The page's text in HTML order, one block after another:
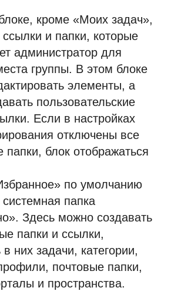
кроме «Моих задач»,
ссылки и папки, которые
администратор для
группы. В этом блоке
элементы, а
пользовательские
Если в настройках
отключены все
папки, блок отображаться
по умолчанию
системная папка
Здесь можно создавать
папки и ссылки,
них задачи, категории,
почтовые папки,
и пространства.